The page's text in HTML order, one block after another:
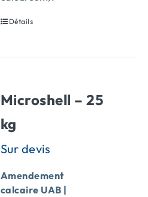
Détails
Microshell – 25
kg
Amendement
calcaire UAB |